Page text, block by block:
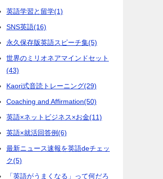
英語学習と留学(1)
SNS英語(16)
永久保存版英語スピーチ集(5)
世界のミリオネアマインドセット
(43)
Kaori式音読トレーニング(29)
Coaching and Affirmation(50)
英語×ネットビジネス×お金(11)
英語×就活回答例(6)
最新ニュース速報を英語deチェッ
ク(5)
「英語がうまくなる」って何だろ